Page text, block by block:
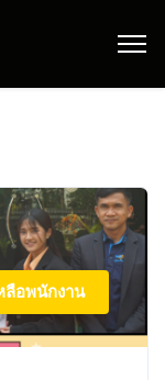
ลือพนักงาน